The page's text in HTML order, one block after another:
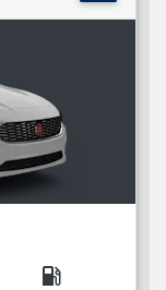
local_gas_station